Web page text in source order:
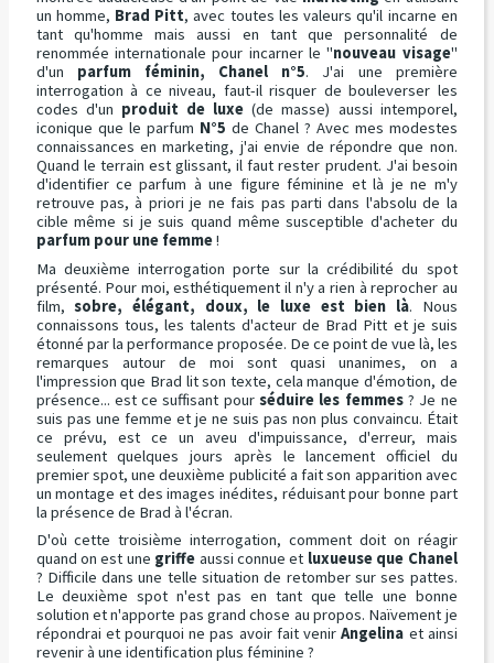
un homme, Brad Pitt, avec toutes les valeurs qu'il incarne en
tant qu'homme mais aussi en tant que personnalité de
renommée internationale pour incarner le "nouveau visage"
d'un parfum féminin, Chanel n°5. J'ai une première
interrogation à ce niveau, faut-il risquer de bouleverser les
codes d'un produit de luxe (de masse) aussi intemporel,
iconique que le parfum N°5 de Chanel ? Avec mes modestes
connaissances en marketing, j'ai envie de répondre que non.
Quand le terrain est glissant, il faut rester prudent. J'ai besoin
d'identifier ce parfum à une figure féminine et là je ne m'y
retrouve pas, à priori je ne fais pas parti dans l'absolu de la
cible même si je suis quand même susceptible d'acheter du
parfum pour une femme!
Ma deuxième interrogation porte sur la crédibilité du spot
présenté. Pour moi, esthétiquement il n'y a rien à reprocher au
film,sobre, élégant, doux, le luxe est bien là. Nous
connaissons tous, les talents d'acteur de Brad Pitt et je suis
étonné par la performance proposée. De ce point de vue là, les
remarques autour de moi sont quasi unanimes, on a
l'impression que Brad lit son texte, cela manque d'émotion, de
présence... est ce suffisant pourséduire les femmes? Je ne
suis pas une femme et je ne suis pas non plus convaincu. Était
ce prévu, est ce un aveu d'impuissance, d'erreur, mais
seulement quelques jours après le lancement officiel du
premier spot, une deuxième publicité a fait son apparition avec
un montage et des images inédites, réduisant pour bonne part
la présence de Brad à l'écran.
D'où cette troisième interrogation, comment doit on réagir
quand on est une griffe aussi connue et luxueuse que Chanel
? Difficile dans une telle situation de retomber sur ses pattes.
Le deuxième spot n'est pas en tant que telle une bonne
solution et n'apporte pas grand chose au propos. Naïvement je
répondrai et pourquoi ne pas avoir fait venirAngelina et ainsi
revenir à une identification plus féminine ?